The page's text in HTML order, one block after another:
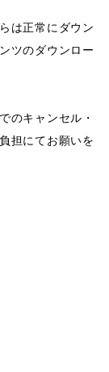
は正常にダウン
ツのダウンロー
のキャンセル・
担にてお願いを